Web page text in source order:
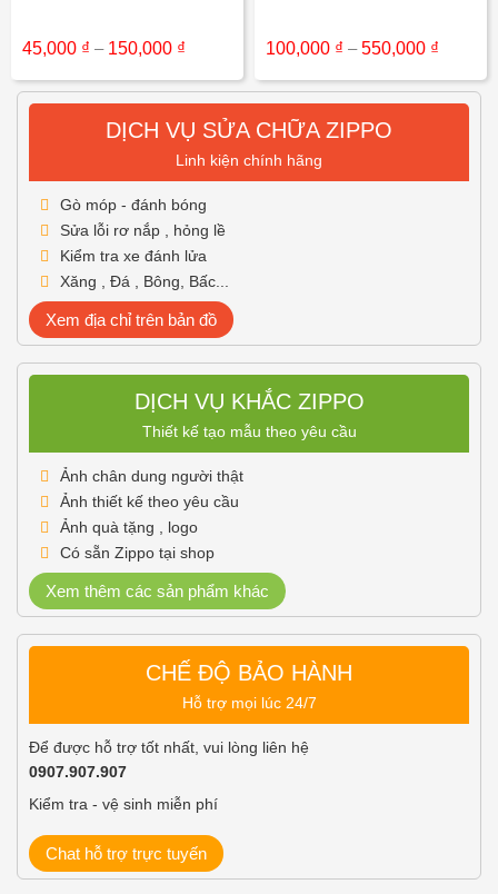
45,000 ₫ – 150,000 ₫
từ
45,000 ₫
150,000 ₫
100,000 ₫ – 550,000 ₫
từ
DỊCH VỤ SỬA CHỮA ZIPPO
Linh kiện chính hãng
Gò móp - đánh bóng
Sửa lỗi rơ nắp , hỏng lề
Kiểm tra xe đánh lửa
Xăng , Đá , Bông, Bấc...
Xem địa chỉ trên bản đồ
DỊCH VỤ KHẮC ZIPPO
Thiết kế tạo mẫu theo yêu cầu
Ảnh chân dung người thật
Ảnh thiết kế theo yêu cầu
Ảnh quà tặng , logo
Có sẵn Zippo tại shop
Xem thêm các sản phẩm khác
CHẾ ĐỘ BẢO HÀNH
Hỗ trợ mọi lúc 24/7
Để được hỗ trợ tốt nhất, vui lòng liên hệ
0907.907.907
Kiểm tra - vệ sinh miễn phí
Chat hỗ trợ trực tuyến